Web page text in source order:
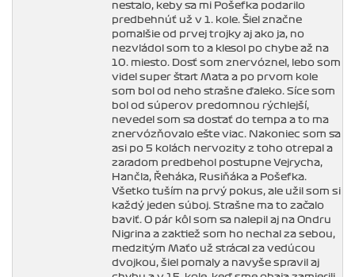
nestalo, keby sa mi Pošefka podarilo
predbehnúť už v 1. kole. Šiel značne
pomalšie od prvej trojky aj ako ja, no
nezvládol som to a klesol po chybe až na
10. miesto. Dosť som znervóznel, lebo som
videl super štart Maťa a po prvom kole
som bol od neho strašne ďaleko. Síce som
bol od súperov predomnou rýchlejší,
nevedel som sa dostať do tempa a to ma
znervózňovalo ešte viac. Nakoniec som sa
asi po 5 kolách nervozity z toho otrepal a
zaradom predbehol postupne Vejrycha,
Hančla, Řeháka, Rusiňáka a Pošefka.
Všetko tuším na prvý pokus, ale užil som si
každý jeden súboj. Strašne ma to začalo
baviť. O pár kôl som sa nalepil aj na Ondru
Nigrina a zaktiež som ho nechal za sebou,
medzitým Maťo už strácal za vedúcou
dvojkou, šiel pomaly a navyše spravil aj